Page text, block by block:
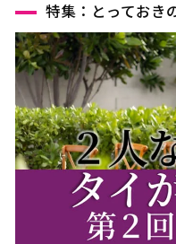
特集：とっておき